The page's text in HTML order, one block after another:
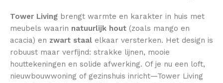
Tower Living brengt warmte en karakter in huis met
meubels waarin natuurlijk hout (zoals mango en
acacia) en zwart staal elkaar versterken. Het design is
robuust maar verfijnd: strakke lijnen, mooie
houttekeningen en solide afwerking. Of je nu een loft,
nieuwbouwwoning of gezinshuis inricht—Tower Living